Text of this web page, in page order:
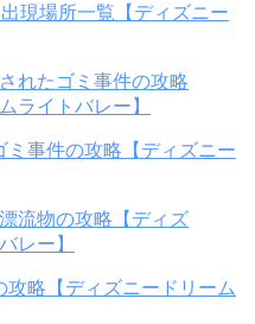
現場所一覧【ディズニー
ミ事件の攻略【ディズニー
略【ディズニードリーム